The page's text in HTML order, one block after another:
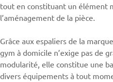
tout en constituant un élément
l’aménagement de la pièce.
Grâce aux espaliers de la marque
gym à domicile n’exige pas de
modularité, elle constitue une
divers équipements à tout